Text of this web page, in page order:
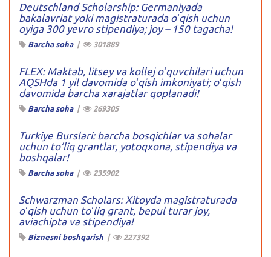
Deutschland Scholarship: Germaniyada
bakalavriat yoki magistraturada oʻqish uchun
oyiga 300 yevro stipendiya; joy – 150 tagacha!
Barcha soha| 301889
FLEX: Maktab, litsey va kollej oʻquvchilari uchun
AQSHda 1 yil davomida oʻqish imkoniyati; oʻqish
davomida barcha xarajatlar qoplanadi!
Barcha soha| 269305
Turkiye Burslari: barcha bosqichlar va sohalar
uchun to’liq grantlar, yotoqxona, stipendiya va
boshqalar!
Barcha soha| 235902
Schwarzman Scholars: Xitoyda magistraturada
oʻqish uchun toʻliq grant, bepul turar joy,
aviachipta va stipendiya!
Biznesni boshqarish | 227392